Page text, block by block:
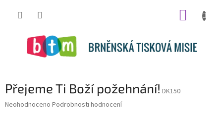
Přejeme Ti Boží požehnání! DK150
Průměrné
Neohodnoceno Podrobnosti hodnocení